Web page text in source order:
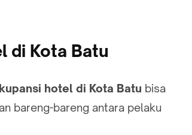
di Kota Batu
hotel di Kota Batu bisa
bareng-bareng antara pelaku